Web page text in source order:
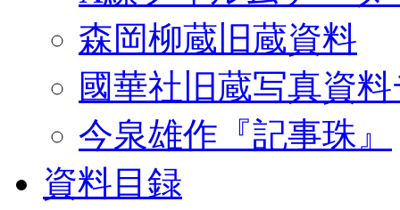
森岡柳蔵旧蔵資料
國華社旧蔵写真資
今泉雄作『記事珠』
資料目録